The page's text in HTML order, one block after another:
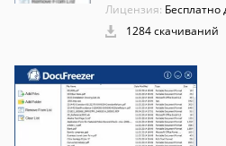
Лицензия: Бесплатно
1284 скачиваний